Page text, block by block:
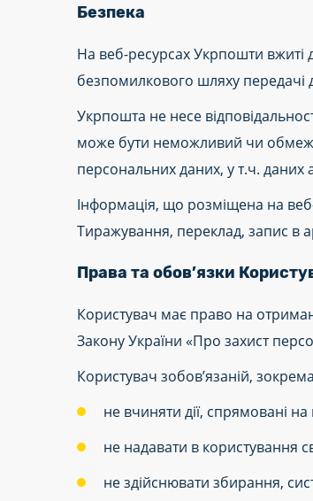
Безпека
На веб-ресурсах Укрпошти вжиті
безпомилкового шляху передачі
Укрпошта не несе
може бути неможливий чи
персональних даних, у т.ч. даних
Інформація, що розміщена на
Тиражування, переклад, запис в
Права та обов’язки
Користувач має право на
Закону України «Про захист
Користувач зобов’язаній,
не вчиняти дії, спрямовані
не надавати в користування
не здійснювати збирання,